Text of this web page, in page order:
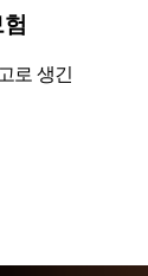
로 생긴